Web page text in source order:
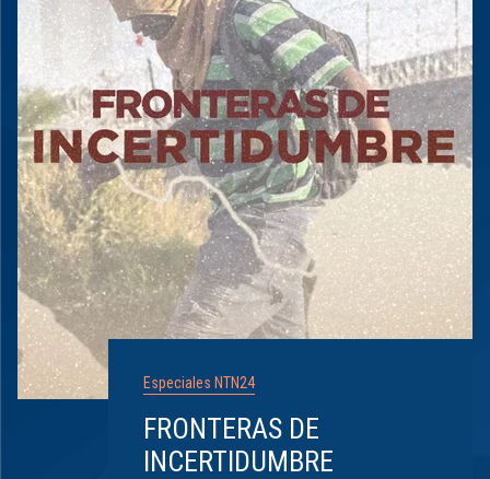
Especiales NTN24
FRONTERAS DE
INCERTIDUMBRE